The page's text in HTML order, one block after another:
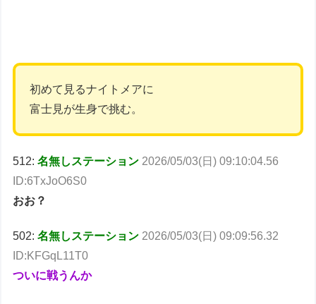
初めて見るナイトメアに
富士見が生身で挑む。
512:名無しステーション 2026/05/03(日) 09:10:04.56
ID:6TxJoO6S0
おお？
502:名無しステーション 2026/05/03(日) 09:09:56.32
ID:KFGqL11T0
ついに戦うんか